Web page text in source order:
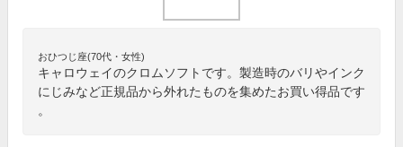
おひつじ座(70代・女性)
キャロウェイのクロムソフトです。製造時のバリやインク
にじみなど正規品から外れたものを集めたお買い得品です
。